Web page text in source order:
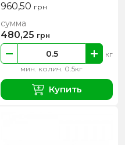
960,50 грн
мин. колич. 0.5кг
кг
сумма
480,25 грн
Купить